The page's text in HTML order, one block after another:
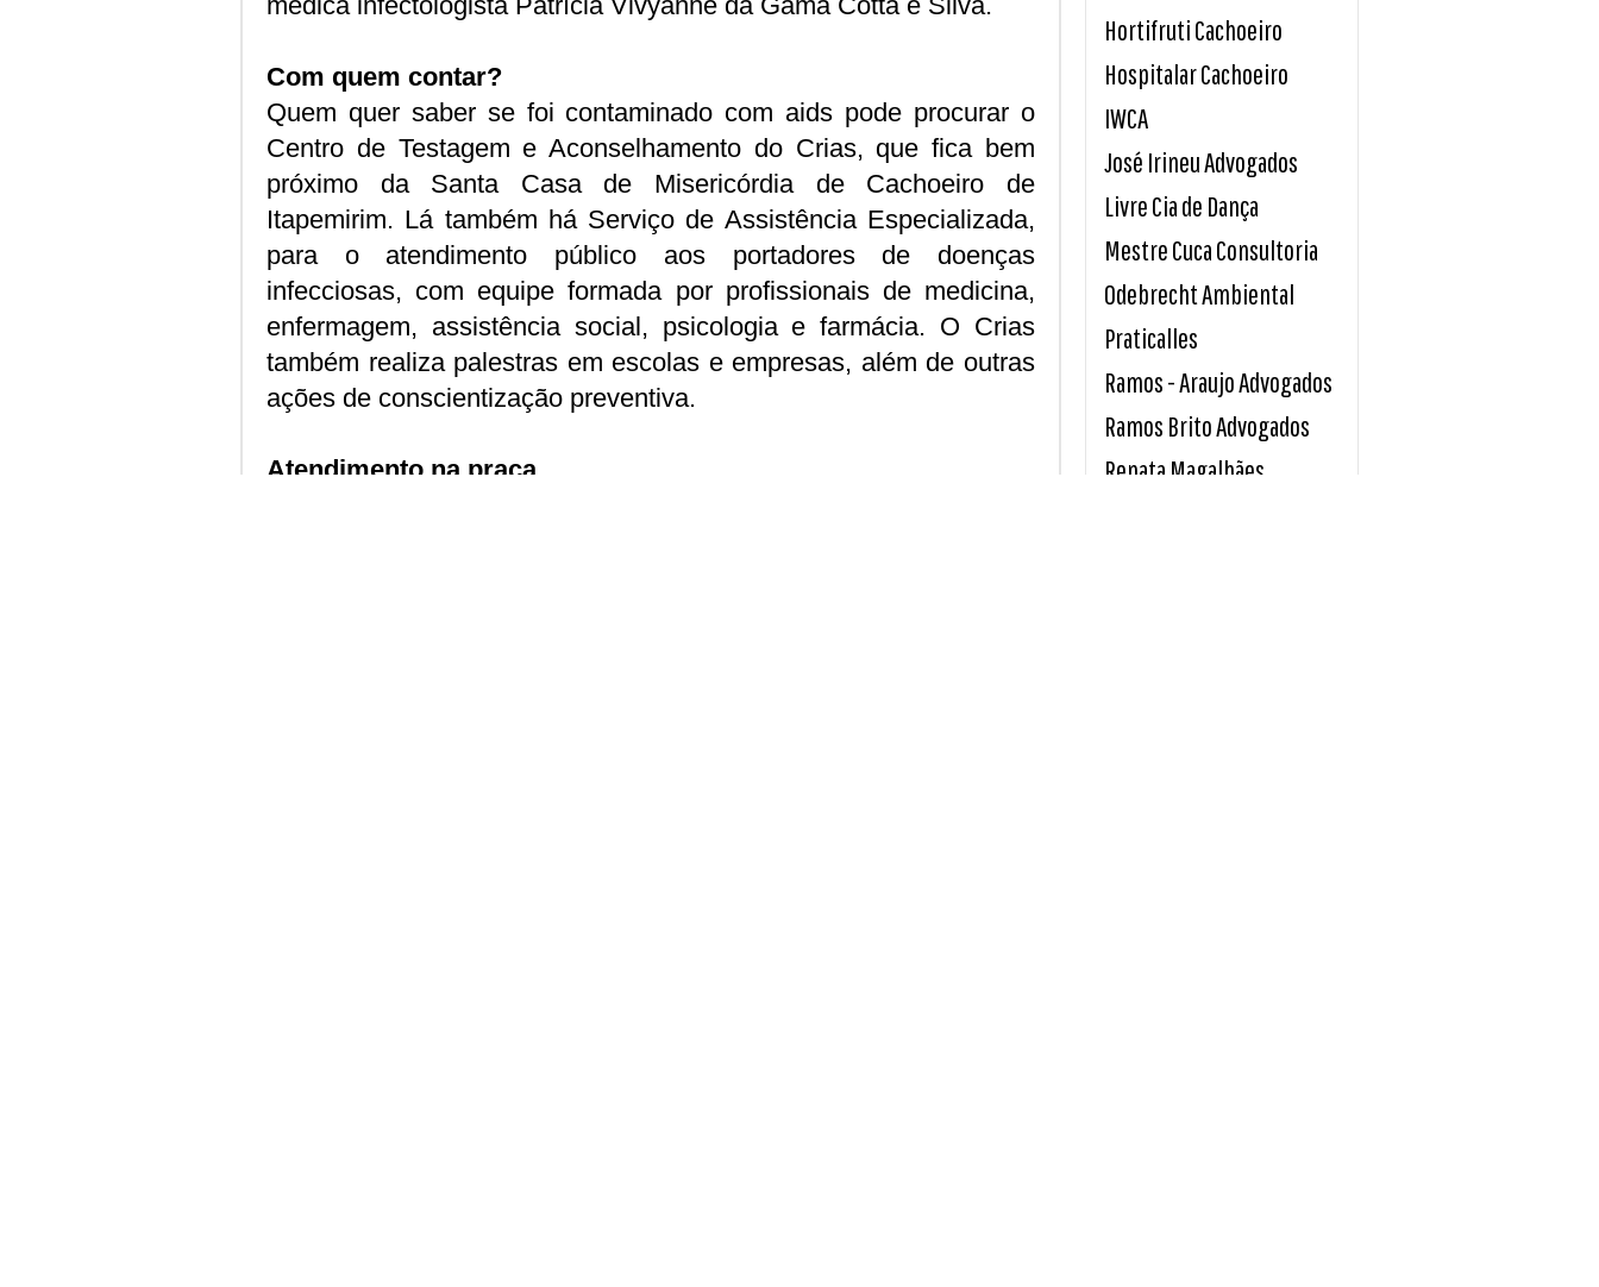
Com quem contar?
Quem quer saber se foi contaminado com aids pode procurar o
Centro de Testagem e Aconselhamento do Crias, que fica bem
próximo da Santa Casa de Misericórdia de Cachoeiro de
Itapemirim. Lá também há Serviço de Assistência Especializada,
para o atendimento público aos portadores de doenças
infecciosas, com equipe formada por profissionais de medicina,
enfermagem, assistência social, psicologia e farmácia. O Crias
também realiza palestras em escolas e empresas, além de outras
ações de conscientização preventiva.
Atendimento na praça
Hortifruti Cachoeiro
Hospitalar Cachoeiro
IWCA
José Irineu Advogados
Livre Cia de Dança
Mestre Cuca Consultoria
Odebrecht Ambiental
Praticalles
Ramos - Araujo Advogados
Ramos Brito Advogados
Renata Magalhães